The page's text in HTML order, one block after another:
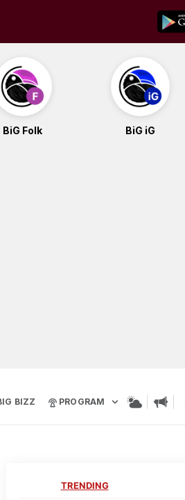
BiG Folk BiG iG
BIZZ PROGRAM
TRENDING